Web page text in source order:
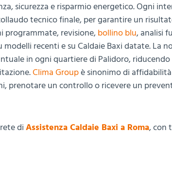
sicurezza e risparmio energetico. Ogni
tecnico finale, per garantire un
programmate, revisione, bollino blu, analisi
recenti e su Caldaie Baxi datate. La
in ogni quartiere di Palidoro,
Clima Groupè sinonimo di
prenotare un controllo o ricevere un
di Assistenza Caldaie Baxi a Roma, con